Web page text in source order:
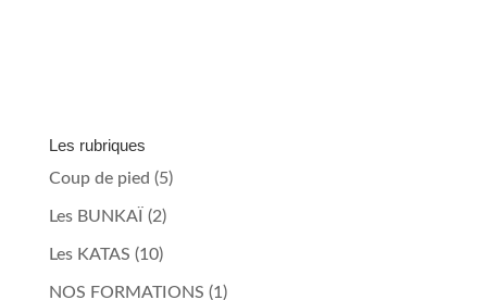
Les rubriques
Coup de pied (5)
Les BUNKAÏ (2)
Les KATAS (10)
NOS FORMATIONS (1)